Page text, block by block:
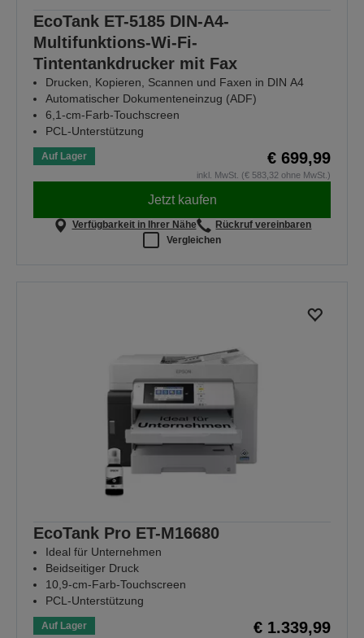
EcoTank ET-5185 DIN-A4-
Multifunktions-Wi-Fi-
Tintentankdrucker mit Fax
Drucken, Kopieren, Scannen und Faxen in DIN A4
Automatischer Dokumenteneinzug (ADF)
6,1-cm-Farb-Touchscreen
PCL-Unterstützung
Auf Lager € 699,99
inkl. MwSt. (€ 583,32 ohne MwSt.)
Jetzt kaufen
Verfügbarkeit in Ihrer Nähe
Rückruf vereinbaren
Vergleichen
EcoTank Pro ET-M16680
Ideal für Unternehmen
Beidseitiger Druck
10,9-cm-Farb-Touchscreen
PCL-Unterstützung
Auf Lager € 1.339,99